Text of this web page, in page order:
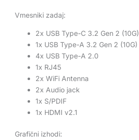
Vmesniki zadaj:
2x USB Type-C 3.2 Gen 2 (10G)
1x USB Type-A 3.2 Gen 2 (10G)
4x USB Type-A 2.0
1x RJ45
2x WiFi Antenna
2x Audio jack
1x S/PDIF
1x HDMI v2.1
Grafični izhodi: